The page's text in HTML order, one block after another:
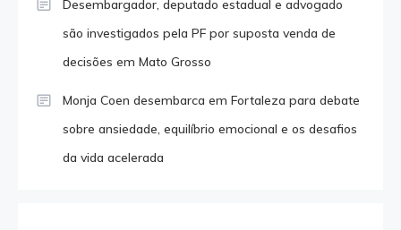
Desembargador, deputado estadual e advogado
são investigados pela PF por suposta venda de
decisões em Mato Grosso
Monja Coen desembarca em Fortaleza para debate
sobre ansiedade, equilíbrio emocional e os desafios
da vida acelerada